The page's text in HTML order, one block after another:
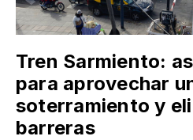
Tren Sarmiento:
para aprovechar
soterramiento y
barreras